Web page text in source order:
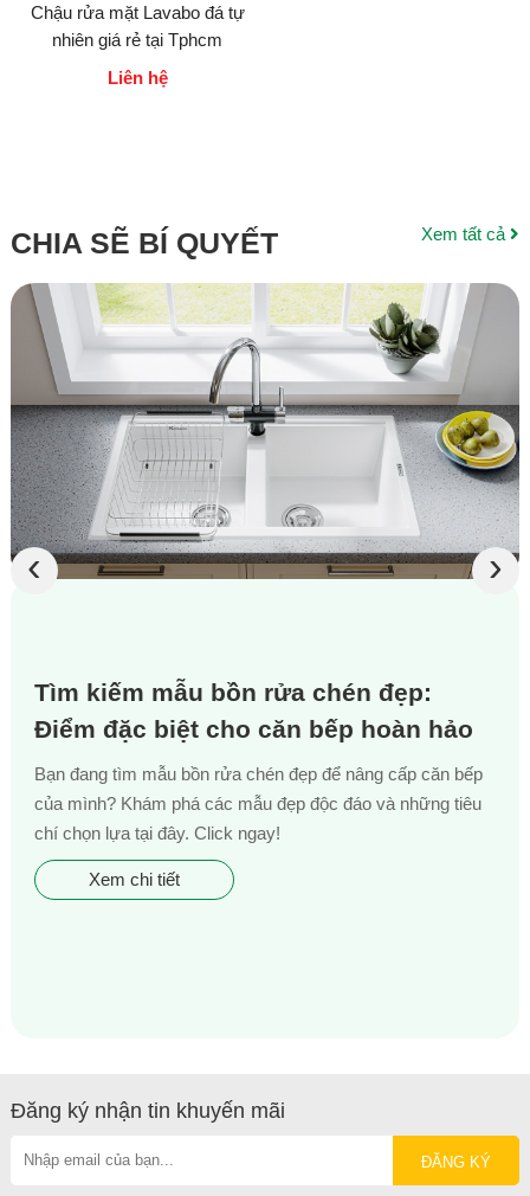
Chậu rửa mặt Lavabo đá tự
nhiên giá rẻ tại Tphcm
Liên hệ
CHIA SẼ BÍ QUYẾT Xem tất cả
Tìm kiếm mẫu bồn rửa chén đẹp:
Điểm đặc biệt cho căn bếp hoàn hảo
Bạn đang tìm mẫu bồn rửa chén đẹp để nâng cấp căn bếp
của mình? Khám phá các mẫu đẹp độc đáo và những tiêu
chí chọn lựa tại đây. Click ngay!
Xem chi tiết
‹ ›
Đăng ký nhận tin khuyến mãi